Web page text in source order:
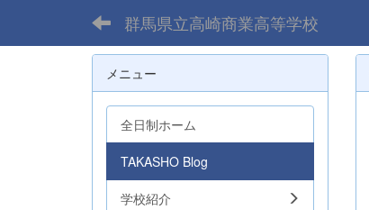
群馬県立高崎商業高等学校
メニュー
全日制ホーム
TAKASHO Blog
学校紹介